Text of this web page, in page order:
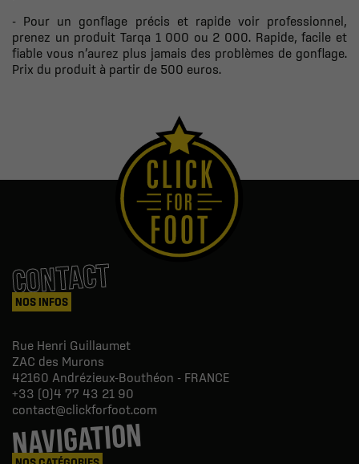
- Pour un gonflage précis et rapide voir professionnel,
prenez un produit Tarqa 1 000 ou 2 000. Rapide, facile et
fiable vous n’aurez plus jamais des problèmes de gonflage.
Prix du produit à partir de 500 euros.
CONTACT
NOS INFOS
Rue Henri Guillaumet
ZAC des Murons
42160 Andrézieux-Bouthéon - FRANCE
+33 (0)4 77 43 21 90
contact@clickforfoot.com
NAVIGATION